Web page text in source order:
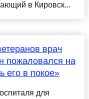
в Кировск...
врач
пожаловался на
его в покое»
для